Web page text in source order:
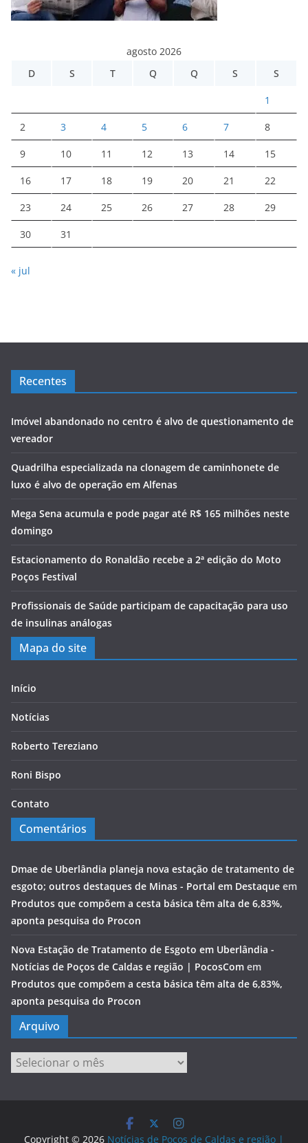
agosto 2026
D
S T Q Q S S
1
2 3 4 5 6 7 8
9 10 11 12 13 14 15
16 17 18 19 20 21 22
23 24 25 26 27 28 29
30 31
« jul
Recentes
Imóvel abandonado no centro é alvo de questionamento de
vereador
Quadrilha especializada na clonagem de caminhonete de
luxo é alvo de operação em Alfenas
Mega Sena acumula e pode pagar até R$ 165 milhões neste
domingo
Estacionamento do Ronaldão recebe a 2ª edição do Moto
Poços Festival
Profissionais de Saúde participam de capacitação para uso
de insulinas análogas
Mapa do site
Início
Notícias
Roberto Tereziano
Roni Bispo
Contato
Comentários
Dmae de Uberlândia planeja nova estação de tratamento de
esgoto; outros destaques de Minas - Portal em Destaque em
Produtos que compõem a cesta básica têm alta de 6,83%,
aponta pesquisa do Procon
Nova Estação de Tratamento de Esgoto em Uberlândia -
Notícias de Poços de Caldas e região | PocosCom em
Produtos que compõem a cesta básica têm alta de 6,83%,
aponta pesquisa do Procon
Arquivo
Arquivo
Copyright © 2026 Notícias de Poços de Caldas e região |